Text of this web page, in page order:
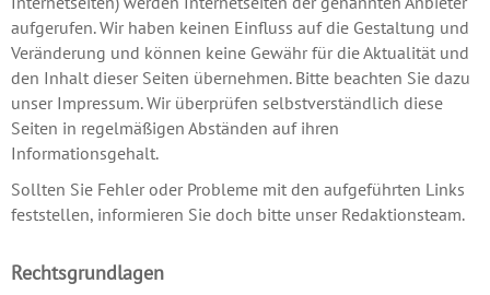
aufgerufen. Wir haben keinen Einfluss auf die Gestaltung und
Veränderung und können keine Gewähr für die Aktualität und
den Inhalt dieser Seiten übernehmen. Bitte beachten Sie dazu
unser Impressum. Wir überprüfen selbstverständlich diese
Seiten in regelmäßigen Abständen auf ihren
Informationsgehalt.
Sollten Sie Fehler oder Probleme mit den aufgeführten Links
feststellen, informieren Sie doch bitte unser Redaktionsteam.
Rechtsgrundlagen